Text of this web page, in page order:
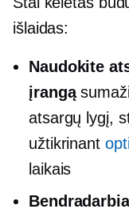
išlaidas:
Naudokite
įrangą
atsargų lygį,
užtikrinant
laikais